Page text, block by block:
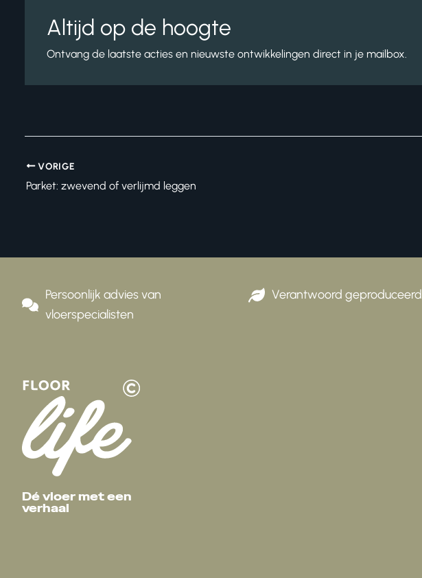
Altijd op de hoogte
Ontvang de laatste acties en nieuwste ontwikkelingen direct in je mailbox.
VORIGE
Parket: zwevend of verlijmd leggen
Persoonlijk advies van
vloerspecialisten
Verantwoord geproduceerd
Dé vloer met een
verhaal